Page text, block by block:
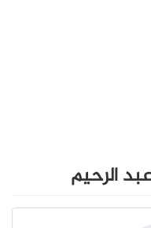
الرحيم